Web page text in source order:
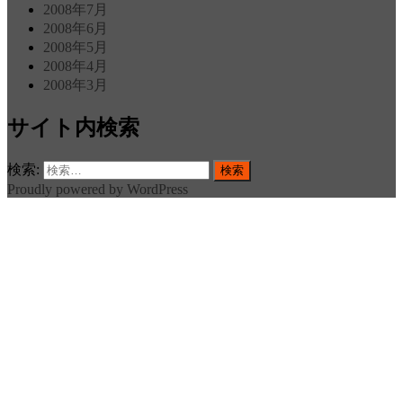
2008年7月
2008年6月
2008年5月
2008年4月
2008年3月
サイト内検索
検索:
Proudly powered by WordPress